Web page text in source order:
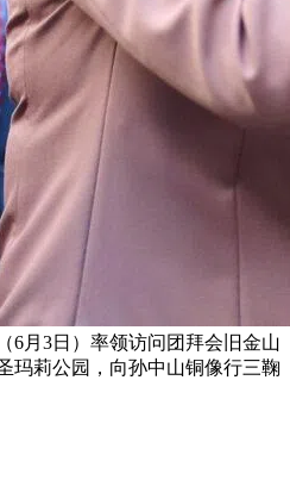
6月3日）率领访问团拜会旧金山
玛莉公园，向孙中山铜像行三鞠